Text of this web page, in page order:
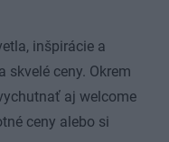
inšpirácie a
ceny. Okrem
aj welcome
ceny alebo si